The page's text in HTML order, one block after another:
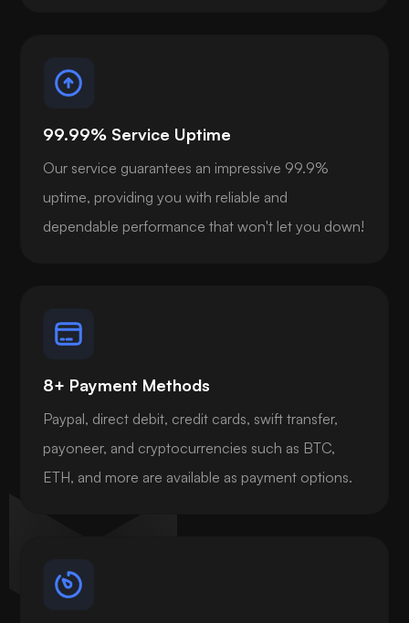
99.99% Service Uptime
Our service guarantees an impressive 99.9%
uptime, providing you with reliable and
dependable performance that won't let you down!
8+ Payment Methods
Paypal, direct debit, credit cards, swift transfer,
payoneer, and cryptocurrencies such as BTC,
ETH, and more are available as payment options.